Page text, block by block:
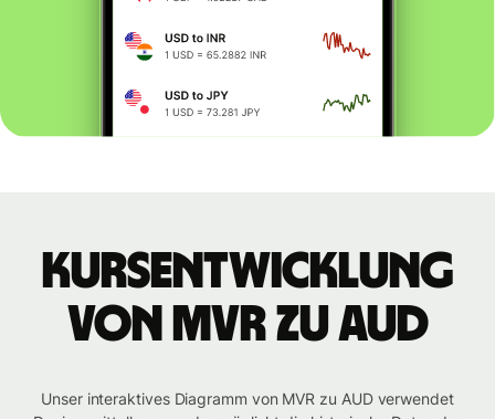
Kursentwicklung
von MVR zu AUD
Unser interaktives Diagramm von MVR zu AUD verwendet